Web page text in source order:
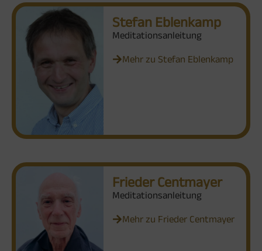
Stefan Eblenkamp
Meditationsanleitung
Mehr zu Stefan Eblenkamp
Frieder Centmayer
Meditationsanleitung
Mehr zu Frieder Centmayer